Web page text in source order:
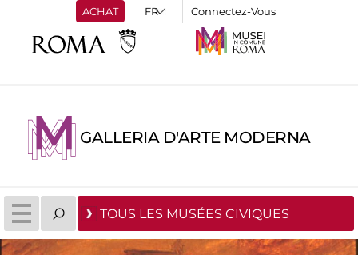
ACHAT Connectez-Vous
GALLERIA D'ARTE MODERNA
TOUS LES MUSÉES CIVIQUES